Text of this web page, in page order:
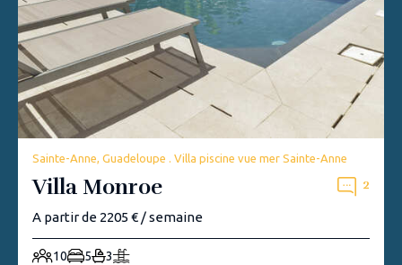
Sainte-Anne, Guadeloupe . Villa piscine vue mer Sainte-Anne
Villa Monroe 2
A partir de 2205 € / semaine
10 5 3